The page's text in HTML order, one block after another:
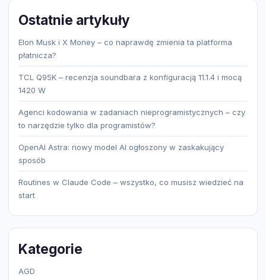
Ostatnie artykuły
Elon Musk i X Money – co naprawdę zmienia ta platforma
płatnicza?
TCL Q95K – recenzja soundbara z konfiguracją 11.1.4 i mocą
1420 W
Agenci kodowania w zadaniach nieprogramistycznych – czy
to narzędzie tylko dla programistów?
OpenAI Astra: nowy model AI ogłoszony w zaskakujący
sposób
Routines w Claude Code – wszystko, co musisz wiedzieć na
start
Kategorie
AGD